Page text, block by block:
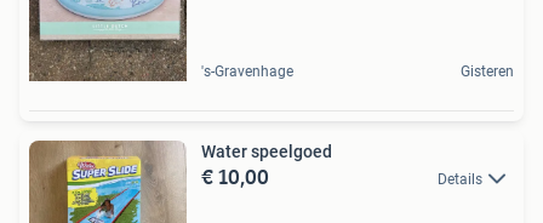
's-Gravenhage Gisteren
Water speelgoed
€ 10,00 Details